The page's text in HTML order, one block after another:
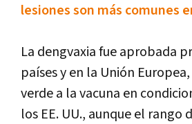
lesiones son más comunes
La dengvaxia fue aprobada
países y en la Unión
verde a la vacuna en
los EE. UU., aunque el rango